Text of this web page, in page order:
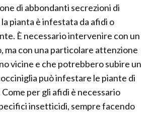
di abbondanti secrezioni di
pianta è infestata da afidi o
È necessario intervenire con un
ma con una particolare attenzione
vicine e che potrebbero subire un
può infestare le piante di
per gli afidi è necessario
insetticidi, sempre facendo